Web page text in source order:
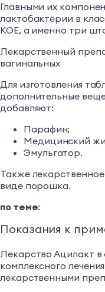
Главными их
лактобактерии в
КОЕ, а именно три
Лекарственный
вагинальных
Для изготовления
дополнительные
добавляют:
Парафин;
Медицинский
Эмульгатор.
Также
виде порошка.
по теме:
Показания к
Лекарство Ацилакт в
комплексного
лекарственными